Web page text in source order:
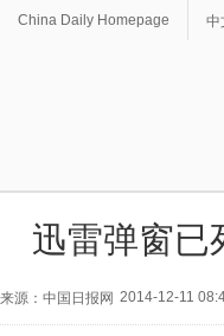
China Daily Homepage 中
迅雷弹窗已
来源：中国日报网 2014-12-11